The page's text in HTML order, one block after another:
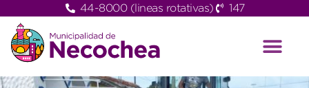
44-8000 (lineas rotativas) 147